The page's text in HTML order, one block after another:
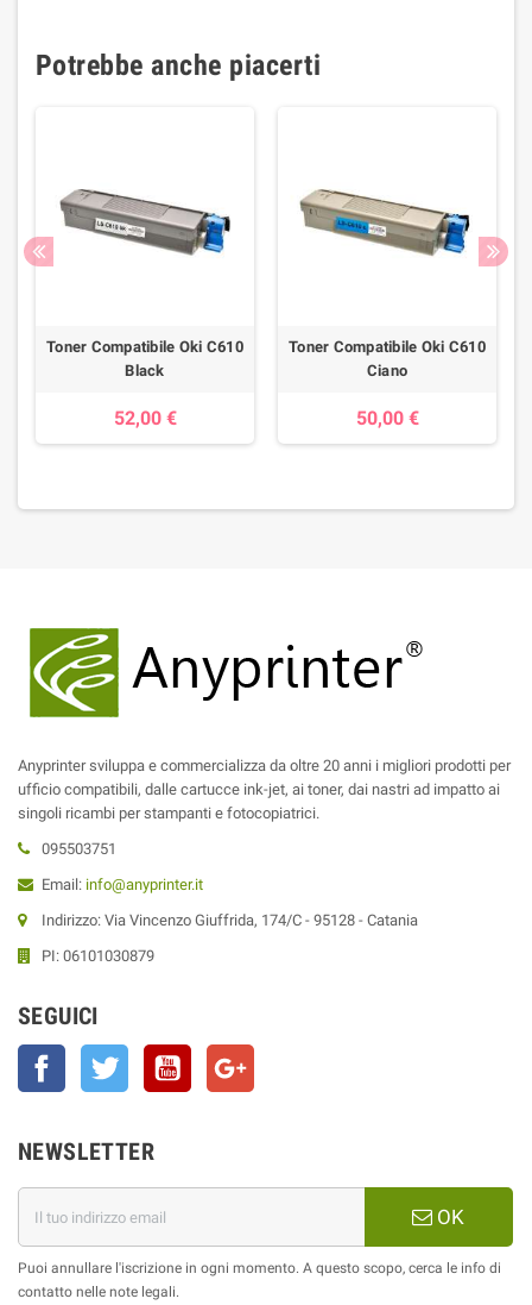
Potrebbe anche piacerti
Toner Compatibile Oki C610
Black
52,00 €
Toner Compatibile Oki C610
Ciano
50,00 €
Anyprinter sviluppa e commercializza da oltre 20 anni i migliori prodotti per
ufficio compatibili, dalle cartucce ink-jet, ai toner, dai nastri ad impatto ai
singoli ricambi per stampanti e fotocopiatrici.
095503751
Email: info@anyprinter.it
Indirizzo: Via Vincenzo Giuffrida, 174/C - 95128 - Catania
PI: 06101030879
SEGUICI
Facebook Twitter YouTube
NEWSLETTER
OK
Puoi annullare l'iscrizione in ogni momento. A questo scopo, cerca le info di
contatto nelle note legali.